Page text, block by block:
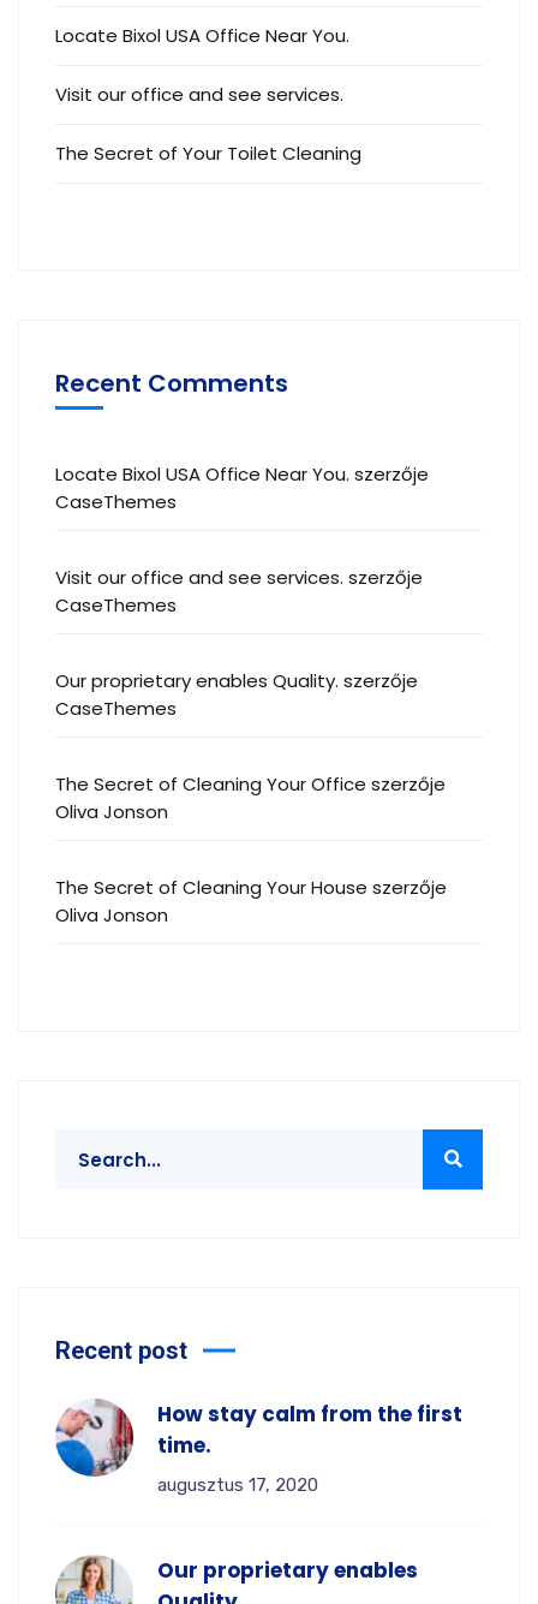
Locate Bixol USA Office Near You.
Visit our office and see services.
The Secret of Your Toilet Cleaning
Recent Comments
Locate Bixol USA Office Near You. szerzője
CaseThemes
Visit our office and see services. szerzője
CaseThemes
Our proprietary enables Quality. szerzője
CaseThemes
The Secret of Cleaning Your Office szerzője
Oliva Jonson
The Secret of Cleaning Your House szerzője
Oliva Jonson
Recent post
How stay calm from the first
time.
augusztus 17, 2020
Our proprietary enables